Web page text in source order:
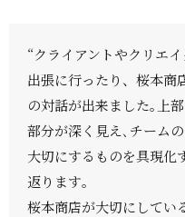
“クライアントやクリエ
出張に行ったり、桜本商
の対話が出来ました｡上
部分が深く見え､チーム
大切にするものを具現化
返ります｡
桜本商店が大切にしてい